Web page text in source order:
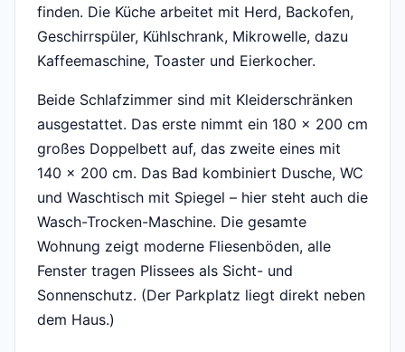
finden. Die Küche arbeitet mit Herd, Backofen,
Geschirrspüler, Kühlschrank, Mikrowelle, dazu
Kaffeemaschine, Toaster und Eierkocher.
Beide Schlafzimmer sind mit Kleiderschränken
ausgestattet. Das erste nimmt ein 180 x 200 cm
großes Doppelbett auf, das zweite eines mit
140 x 200 cm. Das Bad kombiniert Dusche, WC
und Waschtisch mit Spiegel – hier steht auch die
Wasch-Trocken-Maschine. Die gesamte
Wohnung zeigt moderne Fliesenböden, alle
Fenster tragen Plissees als Sicht- und
Sonnenschutz. (Der Parkplatz liegt direkt neben
dem Haus.)